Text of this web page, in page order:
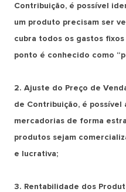
Contribuição, é possível
um produto precisam ser
cubra todos os gastos
ponto é conhecido como
2. Ajuste do Preço de
de Contribuição, é
mercadorias de forma
produtos sejam
e lucrativa;
3. Rentabilidade dos